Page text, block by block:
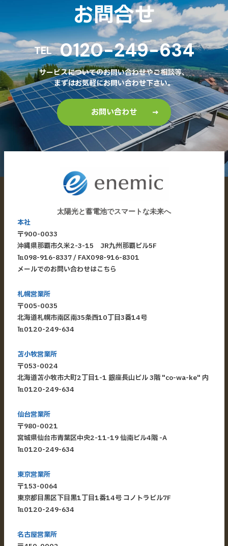
お問合せ
TEL 0120-249-634
サービスについてのお問い合わせやご相談等、
まずはお気軽にお問い合わせ下さい。
お問い合わせ
太陽光と蓄電池でスマートな未来へ
本社
〒900-0033
​沖縄県那覇市久米2-3-15 JR九州那覇ビル5F
​℡098-916-8337/ FAX098-916-8301
メールでのお問い合わせはこちら
札幌営業所
〒005-0035
北海道札幌市南区南35条西10丁目3番14号
℡0120-249-634
苫小牧営業所
〒053-0024
北海道苫小牧市大町2丁目1-1 銀座長山ビル 3階 "co-wa-ke" 内
℡0120-249-634
仙台営業所
〒980-0021
宮城県仙台市青葉区中央2-11-19 仙南ビル4階 -A
℡0120-249-634
東京営業所
〒153-0064
東京都目黒区下目黒1丁目1番14号 コノトラビル7F
℡0120-249-634
名古屋営業所